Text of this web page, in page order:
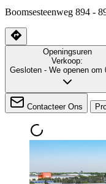
Boomsesteenweg 894 -
Openingsuren
Verkoop:
Gesloten - We openen om
Contacteer Ons